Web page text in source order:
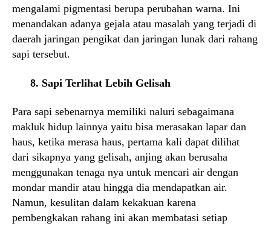
mengalami pigmentasi berupa perubahan warna. Ini
menandakan adanya gejala atau masalah yang terjadi di
daerah jaringan pengikat dan jaringan lunak dari rahang
sapi tersebut.
8. Sapi Terlihat Lebih Gelisah
Para sapi sebenarnya memiliki naluri sebagaimana
makluk hidup lainnya yaitu bisa merasakan lapar dan
haus, ketika merasa haus, pertama kali dapat dilihat
dari sikapnya yang gelisah, anjing akan berusaha
menggunakan tenaga nya untuk mencari air dengan
mondar mandir atau hingga dia mendapatkan air.
Namun, kesulitan dalam kekakuan karena
pembengkakan rahang ini akan membatasi setiap